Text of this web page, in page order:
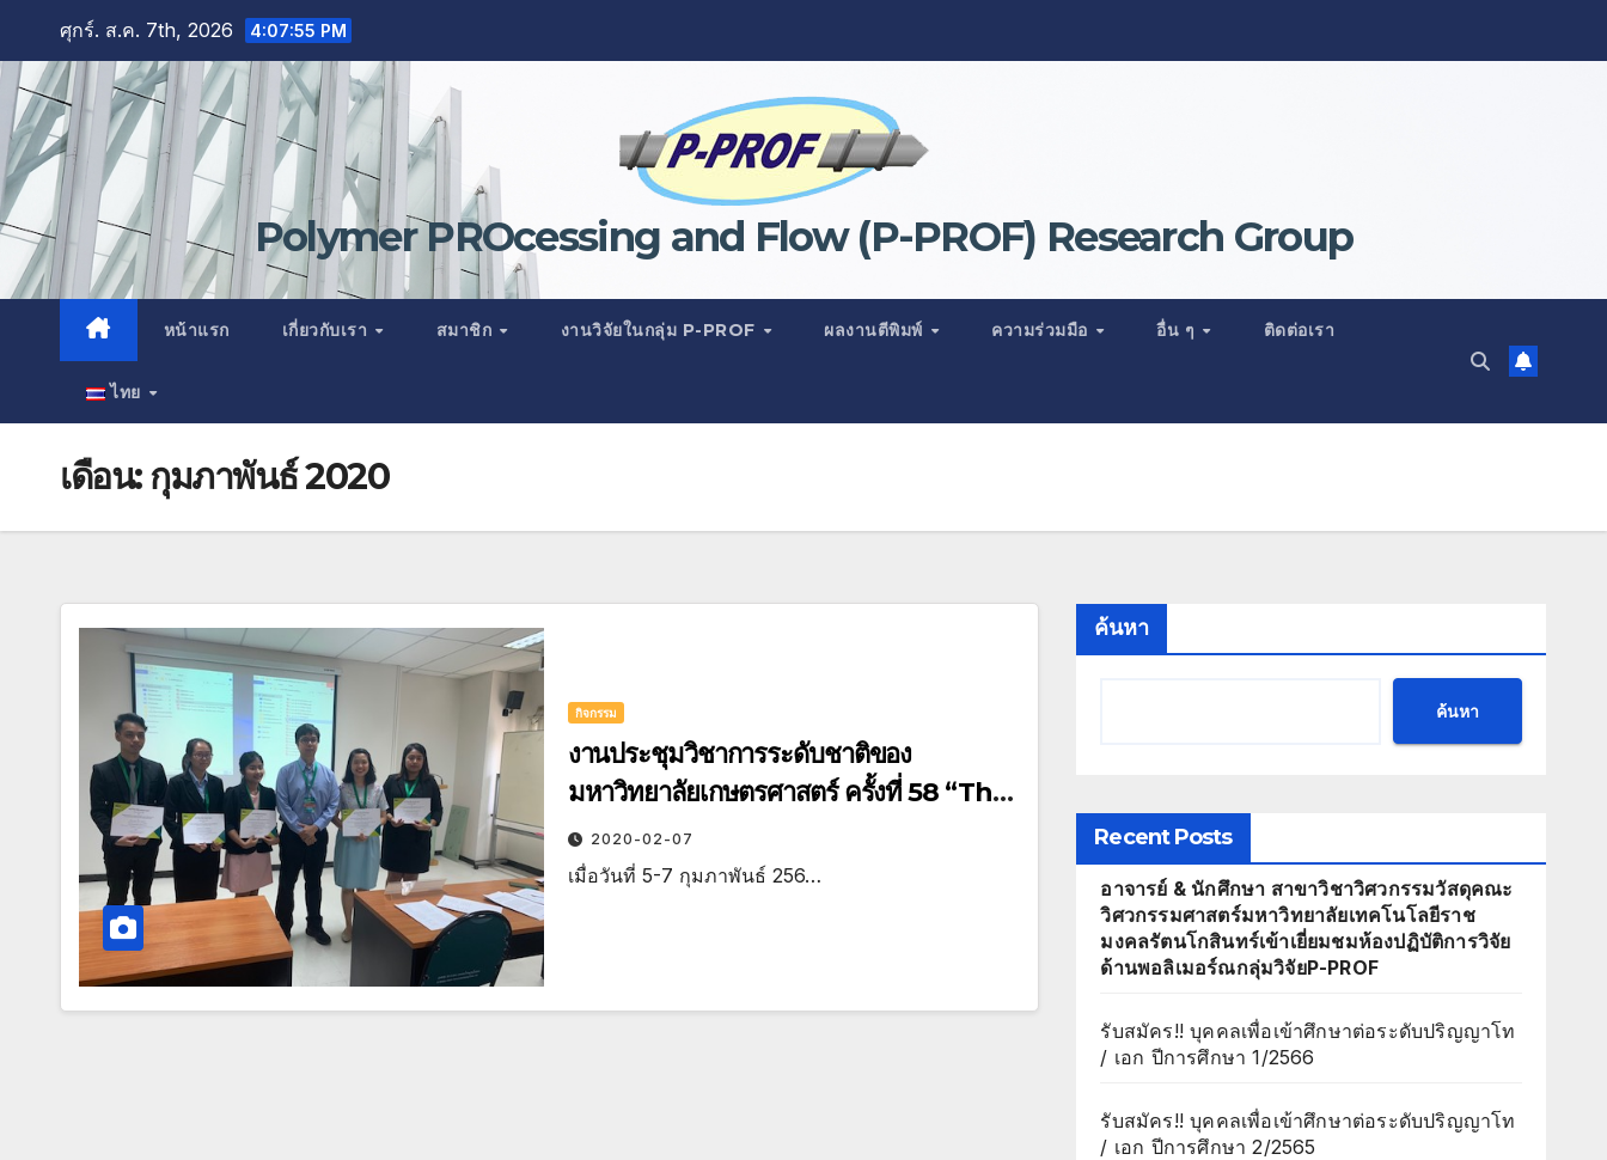
content
ศุกร์. ส.ค. 7th, 2026 4:07:56 PM
Polymer PROcessing and Flow (P-PROF) Research Group
หน้าแรก เกี่ยวกับเรา สมาชิก งานวิจัยในกลุ่ม P-PROF ผลงานตีพิมพ์ ความร่วมมือ อื่น ๆ ติดต่อเรา
ไทย
เดือน:กุมภาพันธ์ 2020
กิจกรรม
งานประชุมวิชาการระดับชาติของ
มหาวิทยาลัยเกษตรศาสตร์ ครั้งที่ 58 “The
58th Kasetsart University Annual
Conference”
2020-02-07
เมื่อวันที่ 5-7 กุมภาพันธ์ 256…
ค้นหา
ค้นหา
Recent Posts
อาจารย์ & นักศึกษา สาขาวิชาวิศวกรรมวัสดุคณะ
วิศวกรรมศาสตร์มหาวิทยาลัยเทคโนโลยีราช
มงคลรัตนโกสินทร์เข้าเยี่ยมชมห้องปฏิบัติการวิจัย
ด้านพอลิเมอร์ณกลุ่มวิจัยP-PROF
รับสมัคร!! บุคคลเพื่อเข้าศึกษาต่อระดับปริญญาโท
/ เอก ปีการศึกษา 1/2566
รับสมัคร!! บุคคลเพื่อเข้าศึกษาต่อระดับปริญญาโท
/ เอก ปีการศึกษา 2/2565